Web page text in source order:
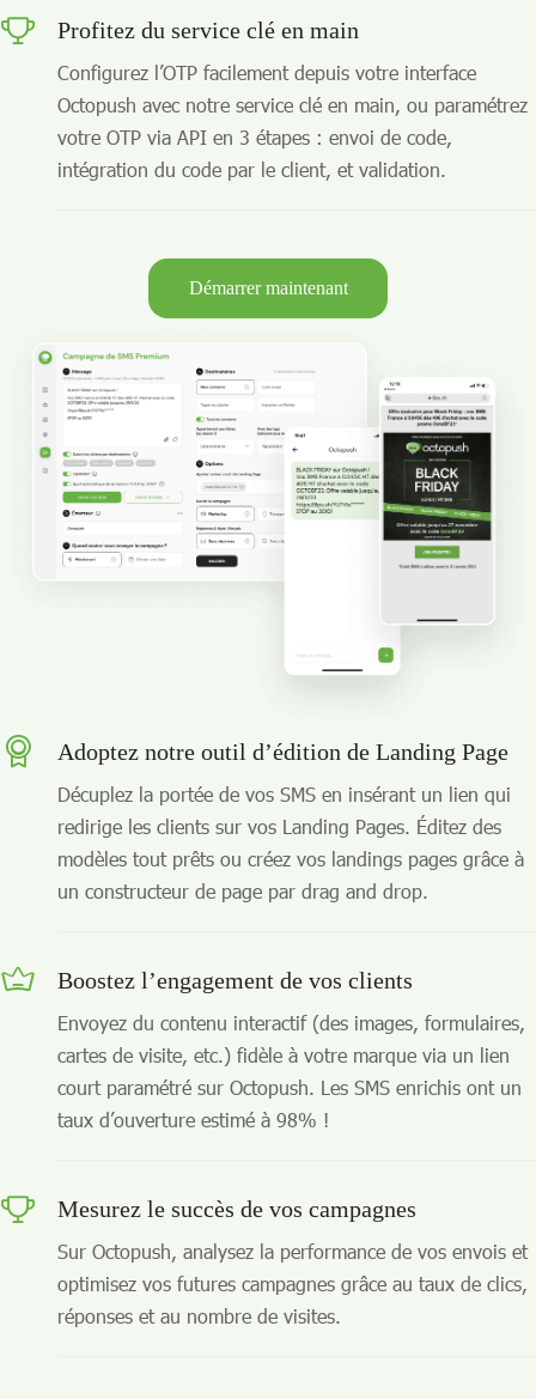
Profitez du service clé en main
Configurez l’OTP facilement depuis votre interface
Octopush avec notre service clé en main, ou paramétrez
votre OTP via API en 3 étapes : envoi de code,
intégration du code par le client, et validation.
Démarrer maintenant
Adoptez notre outil d’édition de Landing Page
Décuplez la portée de vos SMS en insérant un lien qui
redirige les clients sur vos Landing Pages. Éditez des
modèles tout prêts ou créez vos landings pages grâce à
un constructeur de page par drag and drop.
Boostez l’engagement de vos clients
Envoyez du contenu interactif (des images, formulaires,
cartes de visite, etc.) fidèle à votre marque via un lien
court paramétré sur Octopush. Les SMS enrichis ont un
taux d’ouverture estimé à 98% !
Mesurez le succès de vos campagnes
Sur Octopush, analysez la performance de vos envois et
optimisez vos futures campagnes grâce au taux de clics,
réponses et au nombre de visites.